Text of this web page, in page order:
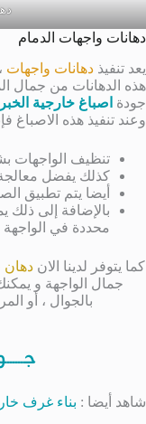
دهانات واجهات الدمام
يعد تنفيذ دهانات واجهات
هذه الدهانات من جمال
جودة اصباغ خارجية الخبر
وعند تنفيذ هذه الاصباغ
تنظيف الواجهات
كذلك يفضل
أيضا يتم تطبيق
بالإضافة إلى ذلك
محددة في الواجهة
كما يتوفر لدينا الان دهان
جمال الواجهة و
بالجوال ، أو
شاهد أيضا : بناء غرف